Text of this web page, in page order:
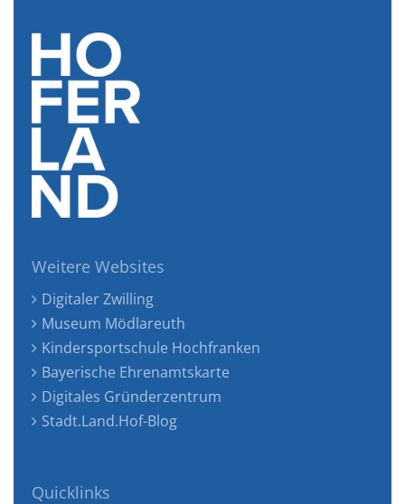
Weitere Websites
Digitaler Zwilling
Museum Mödlareuth
Kindersportschule Hochfranken
Bayerische Ehrenamtskarte
Digitales Gründerzentrum
Stadt.Land.Hof-Blog
Quicklinks